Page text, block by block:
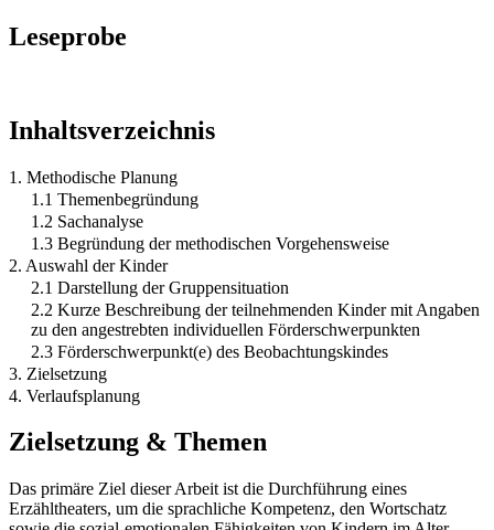
Leseprobe
Inhaltsverzeichnis
1. Methodische Planung
1.1 Themenbegründung
1.2 Sachanalyse
1.3 Begründung der methodischen Vorgehensweise
2. Auswahl der Kinder
2.1 Darstellung der Gruppensituation
2.2 Kurze Beschreibung der teilnehmenden Kinder mit Angaben
zu den angestrebten individuellen Förderschwerpunkten
2.3 Förderschwerpunkt(e) des Beobachtungskindes
3. Zielsetzung
4. Verlaufsplanung
Zielsetzung & Themen
Das primäre Ziel dieser Arbeit ist die Durchführung eines
Erzähltheaters, um die sprachliche Kompetenz, den Wortschatz